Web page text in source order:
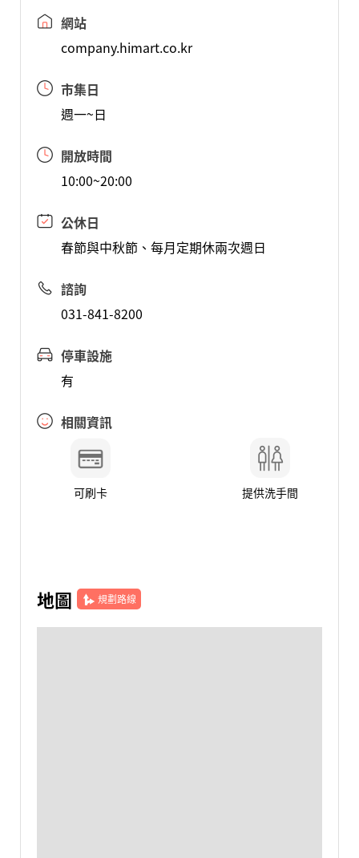
網站
company.himart.co.kr
市集日
週一~日
開放時間
10:00~20:00
公休日
春節與中秋節、每月定期休兩次週日
諮詢
031-841-8200
停車設施
有
相關資訊
可刷卡 提供洗手間
地圖 規劃路線